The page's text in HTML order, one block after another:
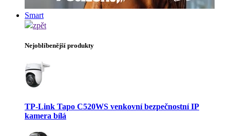
Smart
zpět
Nejoblíbenější produkty
TP-Link Tapo C520WS venkovní bezpečnostní IP
kamera bílá